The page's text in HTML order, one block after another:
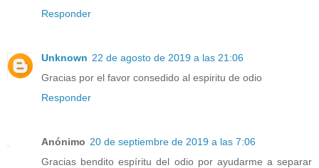
Responder
Unknown 22 de agosto de 2019 a las 21:06
Gracias por el favor consedido al espiritu de odio
Responder
Anónimo 20 de septiembre de 2019 a las 7:06
Gracias bendito espíritu del odio por ayudarme a separar